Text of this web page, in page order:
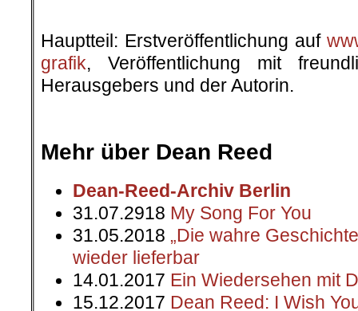
Hauptteil: Erstveröffentlichung auf
grafik, Veröffentlichung mit
Herausgebers und der Autorin.
Mehr über Dean Reed
Dean-Reed-Archiv Berlin
31.07.2918 My Song For You
31.05.2018 „Die wahre
wieder lieferbar
14.01.2017 Ein Wiedersehen mit
15.12.2017 Dean Reed: I Wish